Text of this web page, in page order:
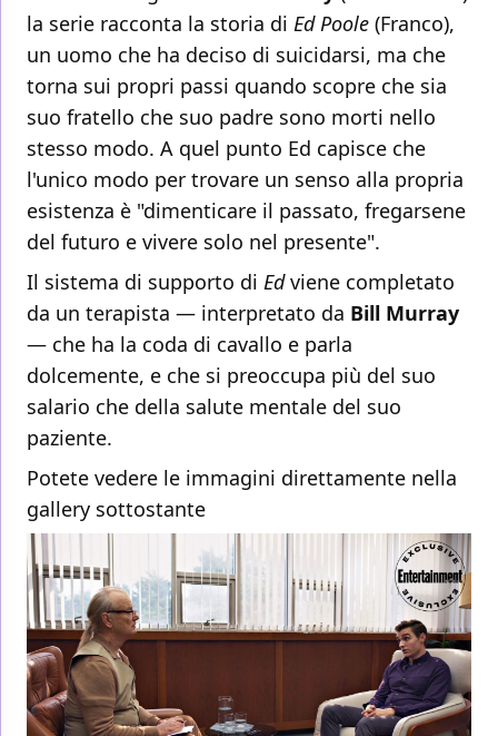
la serie racconta la storia di Ed Poole (Franco),
un uomo che ha deciso di suicidarsi, ma che
torna sui propri passi quando scopre che sia
suo fratello che suo padre sono morti nello
stesso modo. A quel punto Ed capisce che
l'unico modo per trovare un senso alla propria
esistenza è "dimenticare il passato, fregarsene
del futuro e vivere solo nel presente".
Il sistema di supporto di Edviene completato
da un terapista — interpretato da Bill Murray
— che ha la coda di cavallo e parla
dolcemente, e che si preoccupa più del suo
salario che della salute mentale del suo
paziente.
Potete vedere le immagini direttamente nella
gallery sottostante